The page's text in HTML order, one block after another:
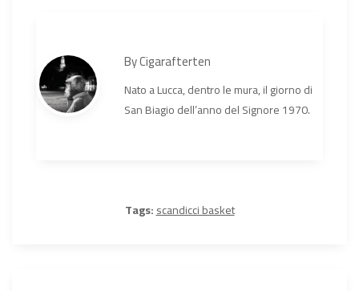
ByCigarafterten
Nato a Lucca, dentro le mura, il giorno di
San Biagio dell’anno del Signore 1970.
Tags:scandicci basket